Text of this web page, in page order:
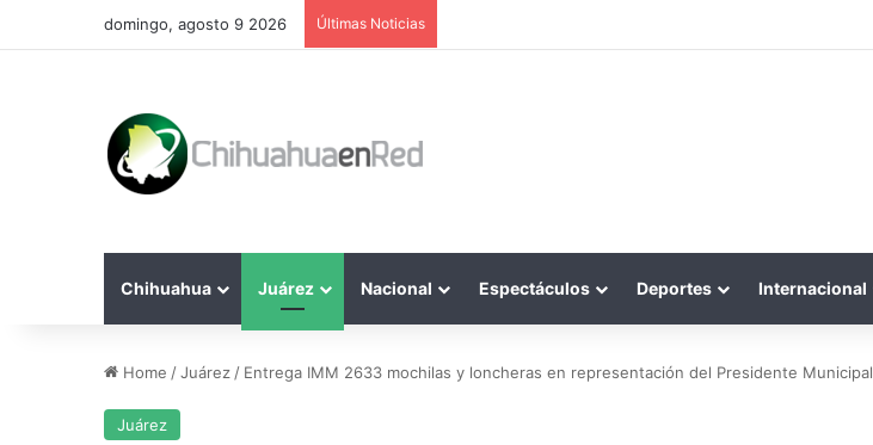
domingo, agosto 9 2026 Últimas Noticias
Chihuahua Juárez Nacional Espectáculos Deportes Internacional
Home /Juárez / Entrega IMM 2633 mochilas y loncheras en representación del Presidente Municipal
Juárez